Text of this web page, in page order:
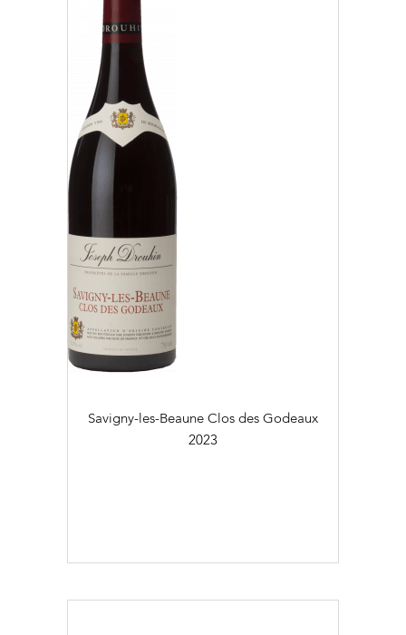
Savigny-les-Beaune Clos des Godeaux
2023